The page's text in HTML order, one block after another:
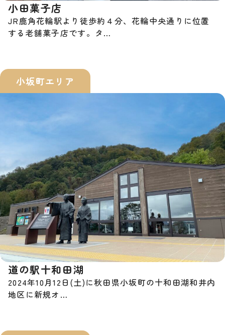
小田菓子店
JR鹿角花輪駅より徒歩約４分、花輪中央通りに位置
する老舗菓子店です。タ…
小坂町エリア
道の駅十和田湖
2024年10月12日(土)に秋田県小坂町の十和田湖和井内
地区に新規オ…